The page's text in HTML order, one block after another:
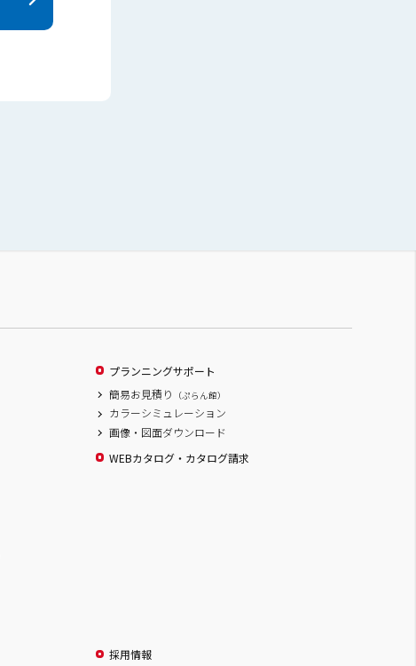
プランニングサポート
簡易お見積り
（ぷらん館）
カラーシミュレーション
画像・図面ダウンロード
WEBカタログ・カタログ請求
採用情報